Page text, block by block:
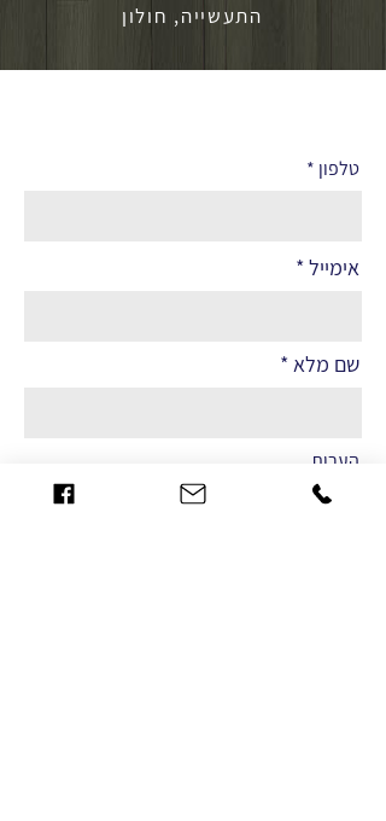
התעשייה, חולון
טלפון
אימייל
שם מלא
הערות